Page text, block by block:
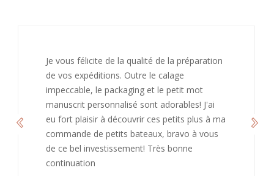
J’ai adoré ouvrir ce paquet votre message est
bienveillant et fait plaisir. Je ne manquerai pas
de recommandé chez vous. Bonne
continuation et merci à vous.
Caroline